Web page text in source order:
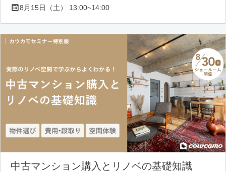
8月15日（土） 13:00~14:00
中古マンション購入とリノベの基礎知識